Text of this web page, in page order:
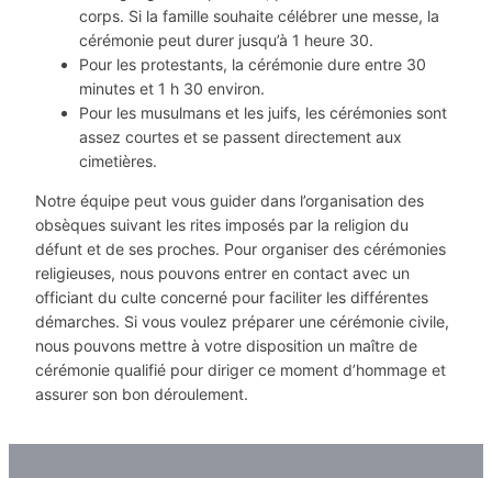
corps. Si la famille souhaite célébrer une messe, la
cérémonie peut durer jusqu’à 1 heure 30.
Pour les protestants, la cérémonie dure entre 30
minutes et 1 h 30 environ.
Pour les musulmans et les juifs, les cérémonies sont
assez courtes et se passent directement aux
cimetières.
Notre équipe peut vous guider dans l’organisation des
obsèques suivant les rites imposés par la religion du
défunt et de ses proches. Pour organiser des cérémonies
religieuses, nous pouvons entrer en contact avec un
officiant du culte concerné pour faciliter les différentes
démarches. Si vous voulez préparer une cérémonie civile,
nous pouvons mettre à votre disposition un maître de
cérémonie qualifié pour diriger ce moment d’hommage et
assurer son bon déroulement.